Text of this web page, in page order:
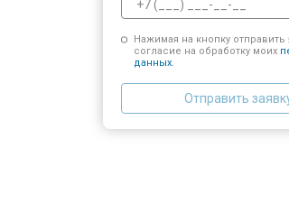
Нажимая на кнопку
согласие на обработку моих
данных.
Отправить